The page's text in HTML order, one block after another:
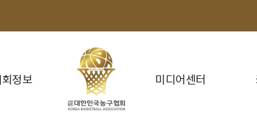
정보 미디어센터